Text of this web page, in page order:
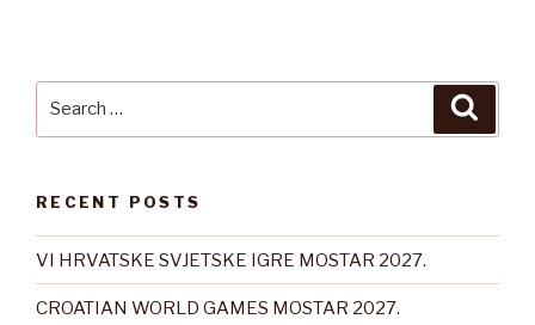
RECENT POSTS
VI HRVATSKE SVJETSKE IGRE MOSTAR 2027.
CROATIAN WORLD GAMES MOSTAR 2027.